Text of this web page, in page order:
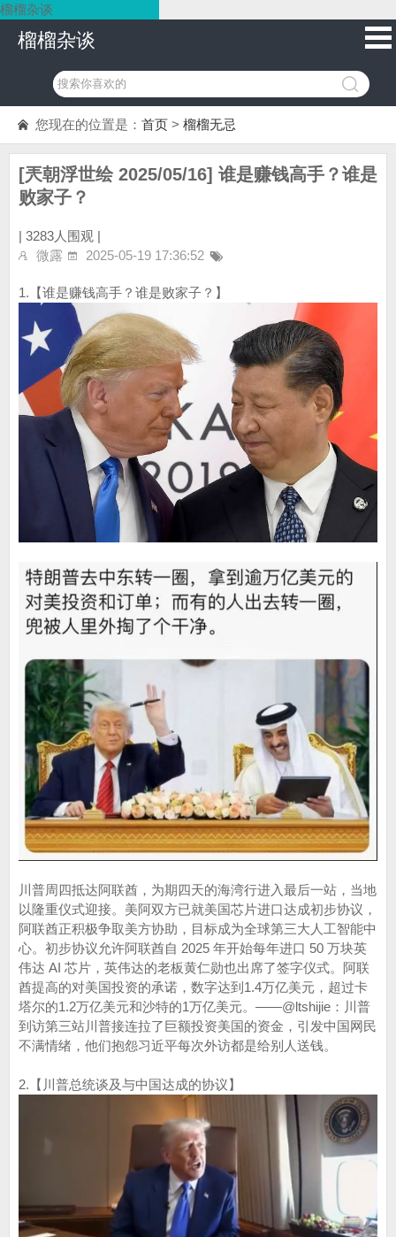
榴榴杂谈
榴榴杂谈
您现在的位置是： 首页 > 榴榴无忌
[兲朝浮世绘 2025/05/16] 谁是赚钱高手？谁是
败家子？
| 3283人围观 |
微露
2025-05-19 17:36:52
1.【谁是赚钱高手？谁是败家子？】
川普周四抵达阿联酋，为期四天的海湾行进入最后一站，当地
以隆重仪式迎接。美阿双方已就美国芯片进口达成初步协议，
阿联酋正积极争取美方协助，目标成为全球第三大人工智能中
心。初步协议允许阿联酋自 2025 年开始每年进口 50 万块英
伟达 AI 芯片，英伟达的老板黄仁勋也出席了签字仪式。阿联
酋提高的对美国投资的承诺，数字达到1.4万亿美元，超过卡
塔尔的1.2万亿美元和沙特的1万亿美元。——@ltshijie：川普
到访第三站川普接连拉了巨额投资美国的资金，引发中国网民
不满情绪，他们抱怨习近平每次外访都是给别人送钱。
2.【川普总统谈及与中国达成的协议】